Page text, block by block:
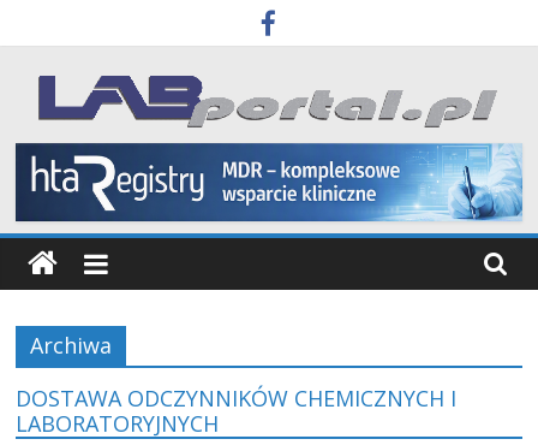
to
content
Labportal
Laboratoria
Aparatura
Badania
Archiwa
DOSTAWA ODCZYNNIKÓW CHEMICZNYCH I
LABORATORYJNYCH